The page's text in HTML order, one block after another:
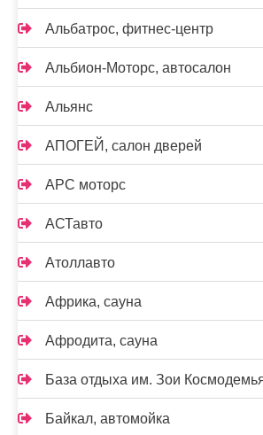
Альбатрос, фитнес-центр
Альбион-Моторс, автосалон
Альянс
АПОГЕЙ, салон дверей
АРС моторс
АСТавто
Атоллавто
Африка, сауна
Афродита, сауна
База отдыха им. Зои
Байкал, автомойка